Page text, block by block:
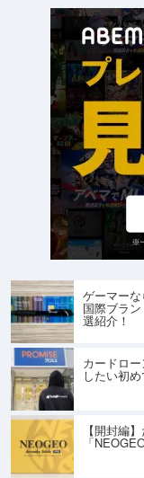
ゲーマー
国際ブラ
選紹介！
カードロ
したい初
【開封編
「